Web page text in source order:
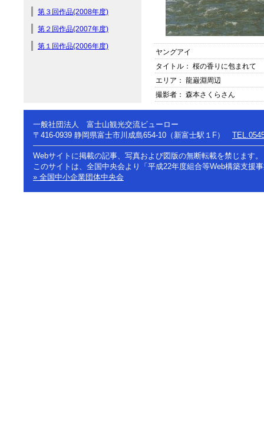
第３回作品(2008年度)
第２回作品(2007年度)
第１回作品(2006年度)
ヤングアイ
タイトル： 桜の香りに包まれて
エリア： 龍巌淵周辺
撮影者： 森本さくらさん
一般社団法人 富士山観光交流ビューロー
〒416-0939 静岡県富士市川成島654-10（新富士駅１F）
Webサイトに掲載の記事、写真および図版の無断転載を禁じます。
このサイトは、全国中央会より「平成22年度組合等Web構築支援
» 全国中小企業団体中央会